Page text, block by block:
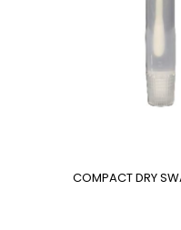
COMPACT DRY